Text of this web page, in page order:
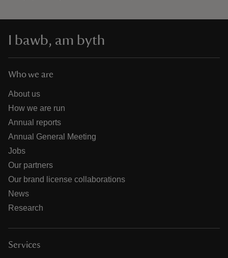
I bawb, am byth
Who we are
About us
How we are run
Annual reports
Annual General Meeting
Jobs
Our partners
Our brand license collaborations
News
Research
Services